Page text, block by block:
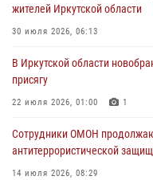
03 августа 2026, 03:32
сердца к сердцу» (видео)
31 июля 2026, 04:37
пропавшую пожилую женщину
30 июля 2026, 07:37
жителей Иркутской области
30 июля 2026, 06:13
В Иркутской области
присягу
22 июля 2026, 01:00 1
Сотрудники ОМОН
антитеррористической
14 июля 2026, 08:29